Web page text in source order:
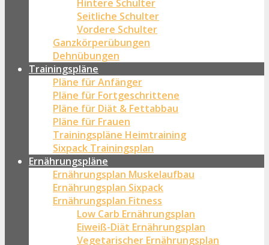
Hintere Schulter
Seitliche Schulter
Vordere Schulter
Ganzkörperübungen
Dehnübungen
Trainingspläne
Pläne für Anfänger
Pläne für Fortgeschrittene
Pläne für Diät & Fettabbau
Pläne für Frauen
Trainingspläne Heimtraining
Sixpack Trainingsplan
Ernährungspläne
Ernährungsplan Muskelaufbau
Ernährungsplan Sixpack
Ernährungsplan Fitness
Low Carb Ernährungsplan
Eiweiß-Diät Ernährungsplan
Vegetarischer Ernährungsplan